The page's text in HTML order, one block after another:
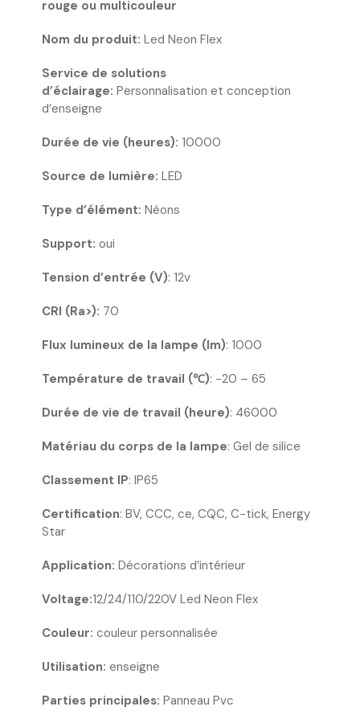
rouge ou multicouleur
Nom du produit: Led Neon Flex
Service de solutions
d’éclairage: Personnalisation et conception
d’enseigne
Durée de vie (heures): 10000
Source de lumière: LED
Type d’élément: Néons
Support: oui
Tension d’entrée (V): 12v
CRI (Ra>): 70
Flux lumineux de la lampe (lm): 1000
Température de travail (℃): -20 – 65
Durée de vie de travail (heure): 46000
Matériau du corps de la lampe: Gel de silice
Classement IP: IP65
Certification: BV, CCC, ce, CQC, C-tick, Energy
Star
Application: Décorations d’intérieur
Voltage:12/24/110/220V Led Neon Flex
Couleur: couleur personnalisée
Utilisation: enseigne
Parties principales: Panneau Pvc